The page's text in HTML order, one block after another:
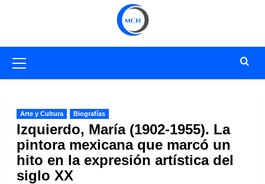
primario
Arte y Cultura Biografías
Izquierdo, María (1902-1955). La
pintora mexicana que marcó un
hito en la expresión artística del
siglo XX